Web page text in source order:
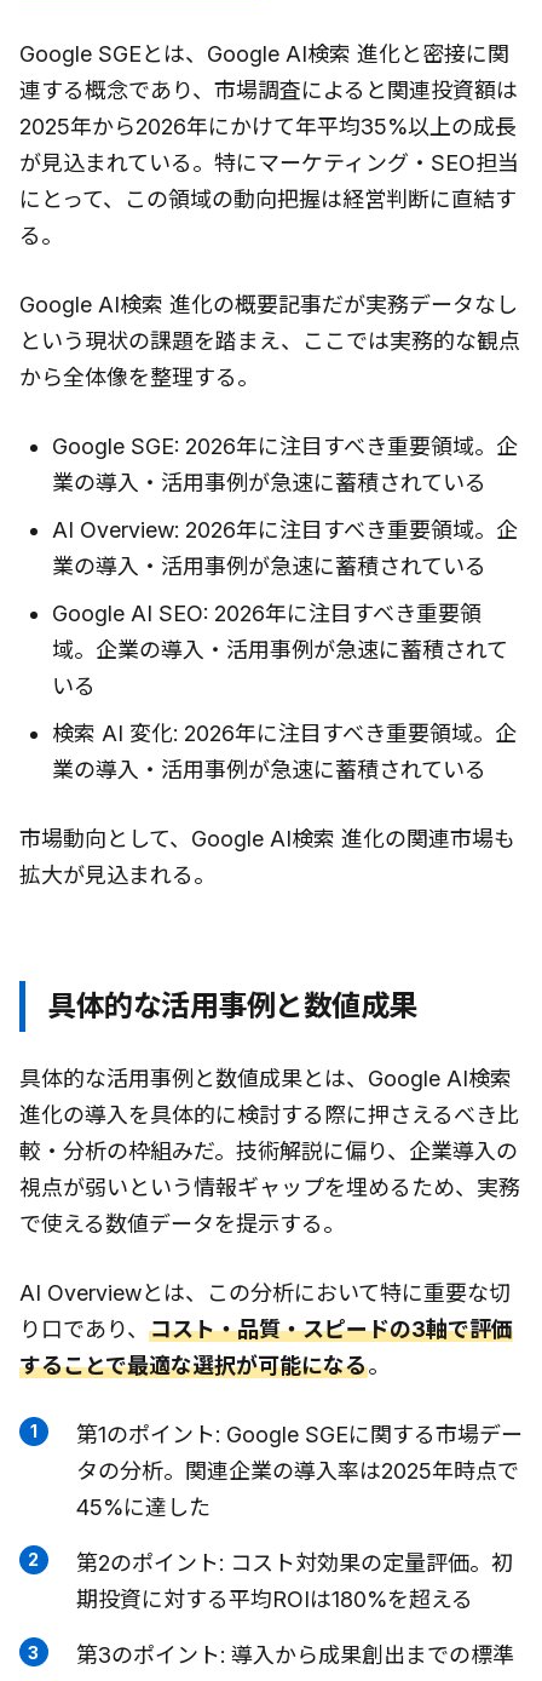
Google SGEとは、Google AI検索 進化と密接に関
連する概念であり、市場調査によると関連投資額は
2025年から2026年にかけて年平均35%以上の成長
が見込まれている。特にマーケティング・SEO担当
にとって、この領域の動向把握は経営判断に直結す
る。
Google AI検索 進化の概要記事だが実務データなし
という現状の課題を踏まえ、ここでは実務的な観点
から全体像を整理する。
Google SGE: 2026年に注目すべき重要領域。企
業の導入・活用事例が急速に蓄積されている
AI Overview: 2026年に注目すべき重要領域。企
業の導入・活用事例が急速に蓄積されている
Google AI SEO: 2026年に注目すべき重要領
域。企業の導入・活用事例が急速に蓄積されて
いる
検索 AI 変化: 2026年に注目すべき重要領域。企
業の導入・活用事例が急速に蓄積されている
市場動向として、Google AI検索 進化の関連市場も
拡大が見込まれる。
具体的な活用事例と数値成果
具体的な活用事例と数値成果とは、Google AI検索
進化の導入を具体的に検討する際に押さえるべき比
較・分析の枠組みだ。技術解説に偏り、企業導入の
視点が弱いという情報ギャップを埋めるため、実務
で使える数値データを提示する。
AI Overviewとは、この分析において特に重要な切
り口であり、 コスト・品質・スピードの3軸で評価
することで最適な選択が可能になる。
第1のポイント: Google SGEに関する市場デー
タの分析。関連企業の導入率は2025年時点で
45%に達した
第2のポイント: コスト対効果の定量評価。初
期投資に対する平均ROIは180%を超える
第3のポイント: 導入から成果創出までの標準